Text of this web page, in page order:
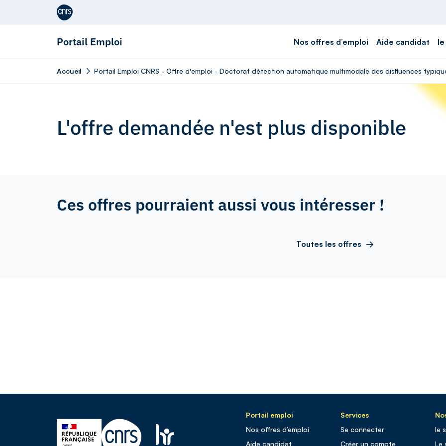
Aller au contenu
Portail Emploi Nos offres d’emploi Aide candidat
Accueil Portail Emploi CNRS - Offre d'emploi - Doctorat détection automatique multimodale des disfluences
L'offre demandée n'est plus disponible
Ces offres pourraient aussi vous intéresser !
Toutes les offres
Portail emploi
Nos offres d’emploi
Aide candidat
Services
Se connecter
Créer un compte
le
Le